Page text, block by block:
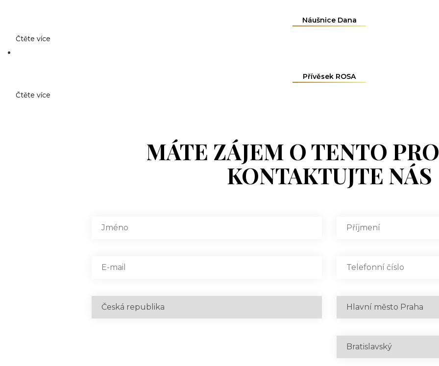
Náušnice Dana
Čtěte více
Přívěsek ROSA
Čtěte více
MÁTE ZÁJEM O TENTO
KONTAKTUJTE NÁS